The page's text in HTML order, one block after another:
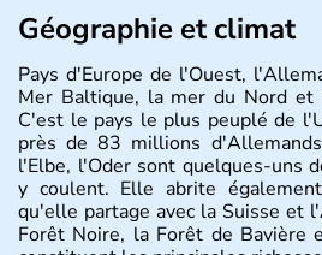
Géographie et climat
Pays d'Europe de l'Ouest,
Mer Baltique, la mer du Nord et
C'est le pays le plus peuplé de
près de 83 millions
l'Elbe, l'Oder sont quelques-uns
y coulent. Elle abrite
qu'elle partage avec la Suisse et
Forêt Noire, la Forêt de Bavière